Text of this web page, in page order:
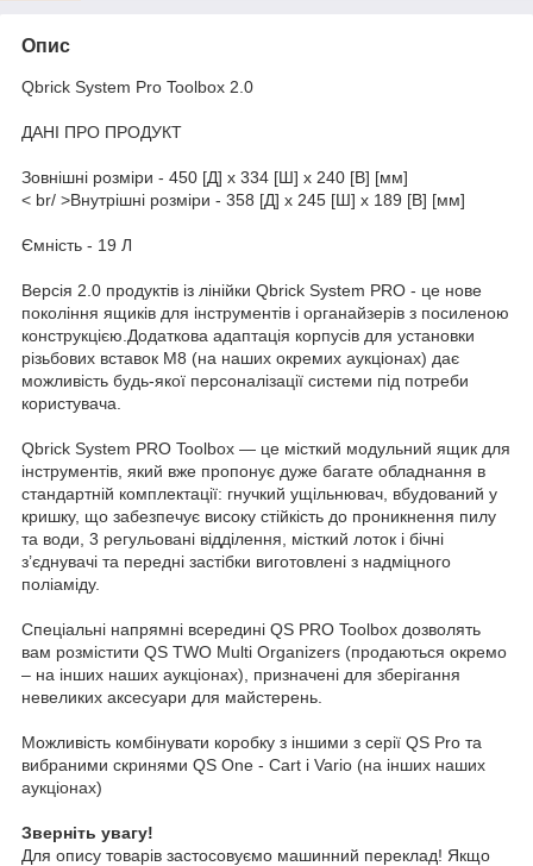
Опис
Qbrick System Pro Toolbox 2.0
ДАНІ ПРО ПРОДУКТ
Зовнішні розміри - 450 [Д] x 334 [Ш] x 240 [В] [мм]
< br/ >Внутрішні розміри - 358 [Д] x 245 [Ш] x 189 [В] [мм]
Ємність - 19 Л
Версія 2.0 продуктів із лінійки Qbrick System PRO - це нове
покоління ящиків для інструментів і органайзерів з посиленою
конструкцією.Додаткова адаптація корпусів для установки
різьбових вставок М8 (на наших окремих аукціонах) дає
можливість будь-якої персоналізації системи під потреби
користувача.
Qbrick System PRO Toolbox — це місткий модульний ящик для
інструментів, який вже пропонує дуже багате обладнання в
стандартній комплектації: гнучкий ущільнювач, вбудований у
кришку, що забезпечує високу стійкість до проникнення пилу
та води, 3 регульовані відділення, місткий лоток і бічні
з’єднувачі та передні застібки виготовлені з надміцного
поліаміду.
Спеціальні напрямні всередині QS PRO Toolbox дозволять
вам розмістити QS TWO Multi Organizers (продаються окремо
– на інших наших аукціонах), призначені для зберігання
невеликих аксесуари для майстерень.
Можливість комбінувати коробку з іншими з серії QS Pro та
вибраними скринями QS One - Cart і Vario (на інших наших
аукціонах)
Зверніть увагу!
Для опису товарів застосовуємо машинний переклад! Якщо